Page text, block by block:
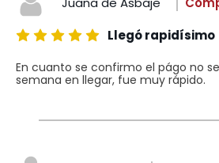
Llegó rapidísimo
En cuanto se confirmo el págo no
semana en llegar, fue muy rápido.